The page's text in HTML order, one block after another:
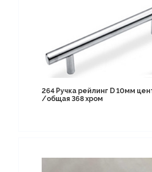
264 Ручка рейлинг D 10мм
/общая 368 хром